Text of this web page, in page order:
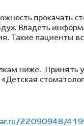
прокачать
Владеть
Такие пациенты
ниже.
Принять
22090948/